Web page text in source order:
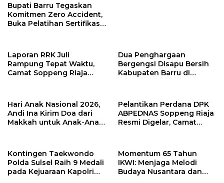
Bupati Barru Tegaskan
Komitmen Zero Accident,
Buka Pelatihan Sertifikasi
Laporan RRK Juli
Rampung Tepat Waktu,
Camat Soppeng Riaja
Dua Penghargaan
Bergengsi Disapu Bersih
Kabupaten Barru di
Hari Anak Nasional 2026,
Andi Ina Kirim Doa dari
Makkah untuk Anak-Anak
Pelantikan Perdana DPK
ABPEDNAS Soppeng Riaja
Resmi Digelar, Camat
Kontingen Taekwondo
Polda Sulsel Raih 9 Medali
pada Kejuaraan Kapolri
Momentum 65 Tahun
IKWI: Menjaga Melodi
Budaya Nusantara dan